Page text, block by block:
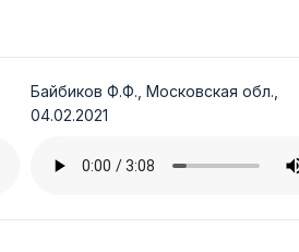
Байбиков Ф.Ф., Московская обл.,
04.02.2021